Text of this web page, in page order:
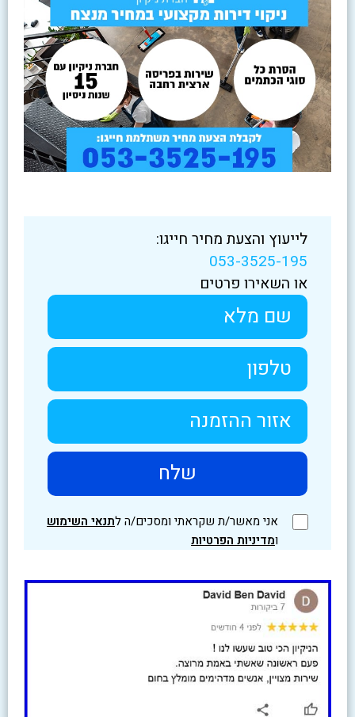
לייעוץ והצעת מחיר חייגו:
053-3525-195
או השאירו פרטים
אני מאשר/ת שקראתי ומסכים/ה לתנאי השימוש
ומדיניות הפרטיות